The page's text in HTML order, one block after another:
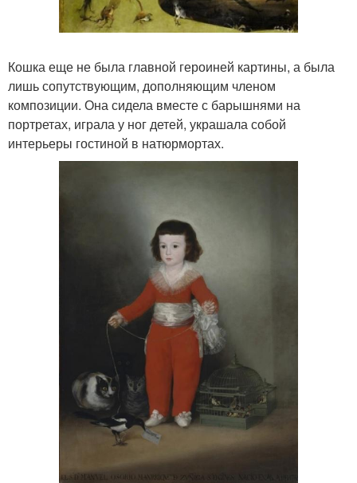
Кошка еще не была главной героиней картины, а была
лишь сопутствующим, дополняющим членом
композиции. Она сидела вместе с барышнями на
портретах, играла у ног детей, украшала собой
интерьеры гостиной в натюрмортах.